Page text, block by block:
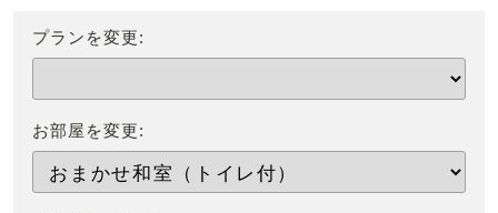
プランを変更:
お部屋を変更: